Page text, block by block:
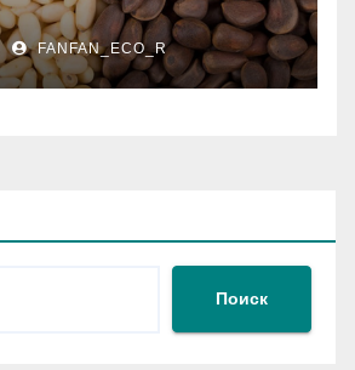
FANFAN_ECO_R
Поиск